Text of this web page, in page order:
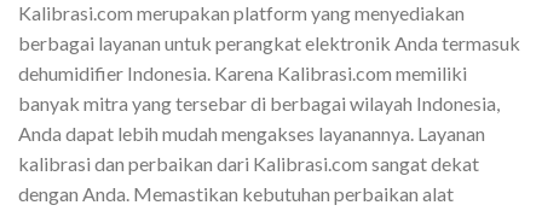
Kalibrasi.com merupakan platform yang menyediakan
berbagai layanan untuk perangkat elektronik Anda termasuk
dehumidifier Indonesia. Karena Kalibrasi.com memiliki
banyak mitra yang tersebar di berbagai wilayah Indonesia,
Anda dapat lebih mudah mengakses layanannya. Layanan
kalibrasi dan perbaikan dari Kalibrasi.com sangat dekat
dengan Anda. Memastikan kebutuhan perbaikan alat